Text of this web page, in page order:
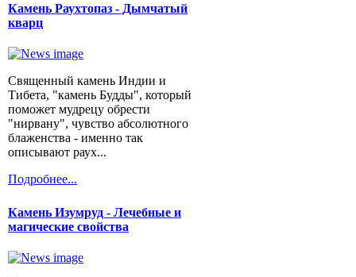
Камень Раухтопаз - Дымчатый
кварц
Священный камень Индии и
Тибета, "камень Будды", который
поможет мудрецу обрести
"нирвану", чувство абсолютного
блаженства - именно так
описывают раух...
Подробнее...
Камень Изумруд - Лечебные и
магические свойства